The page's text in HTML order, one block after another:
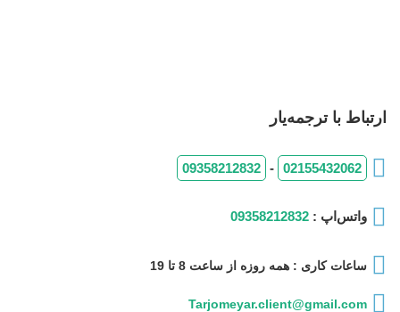
ارتباط با ترجمه‌یار
02155432062
-
09358212832
واتس‌اپ : 09358212832
ساعات کاری : همه روزه از ساعت 8 تا 19
Tarjomeyar.client@gmail.com